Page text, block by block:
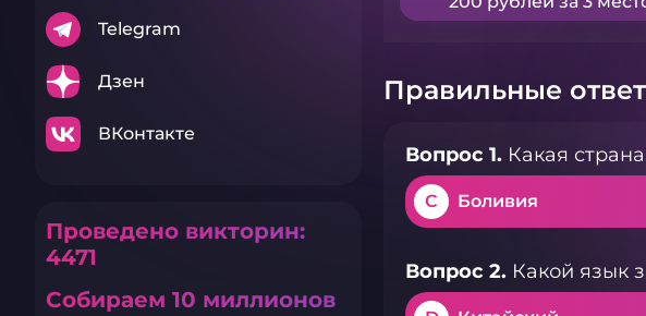
Telegram
Дзен
ВКонтакте
Проведено викторин:
4471
Собираем 10 миллионов
Правильные
Вопрос 1. Какая
C Боливия
Вопрос 2. Какой язык